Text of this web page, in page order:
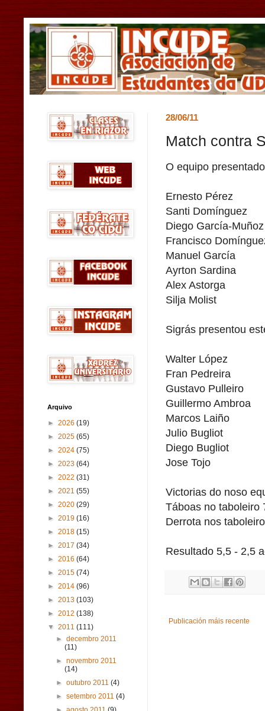
28/06/11
Match contra
O equipo
Ernesto Pérez
Santi Domínguez
Diego García-Muñoz
Francisco
Manuel García
Ayrton Sardina
Alex Astorga
Silja Molist
Sigrás presentou
Walter López
Fran Pedreira
Gustavo Pulleiro
Guillermo Ambroa
Marcos Laiño
Julio Bugliot
Diego Bugliot
Jose Tojo
Victorias do noso
Táboas no taboleiro
Derrota nos
Resultado 5,5 - 2,5
Publicación máis recente
Arquivo
► 2026 (19)
► 2025 (65)
► 2024 (75)
► 2023 (64)
► 2022 (31)
► 2021 (55)
► 2020 (29)
► 2019 (16)
► 2018 (15)
► 2017 (34)
► 2016 (64)
► 2015 (74)
► 2014 (96)
► 2013 (103)
► 2012 (138)
▼ 2011 (111)
►decembro 2011
(11)
►novembro 2011
(14)
►outubro 2011(4)
►setembro 2011(4)